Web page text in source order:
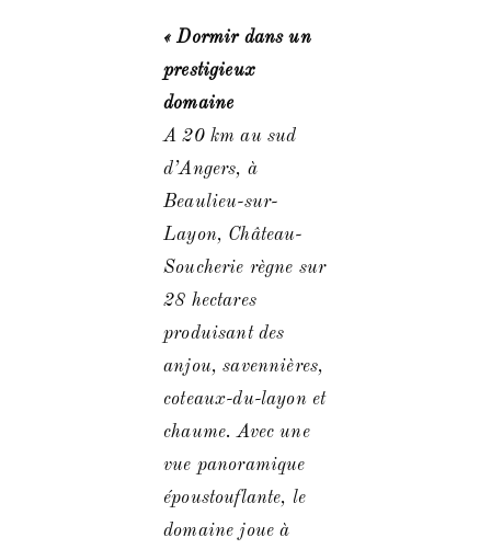
« Dormir dans un
prestigieux
domaine
A 20 km au sud
d’Angers, à
Beaulieu-sur-
Layon, Château-
Soucherie règne sur
28 hectares
produisant des
anjou, savennières,
coteaux-du-layon et
chaume. Avec une
vue panoramique
époustouflante, le
domaine joue à